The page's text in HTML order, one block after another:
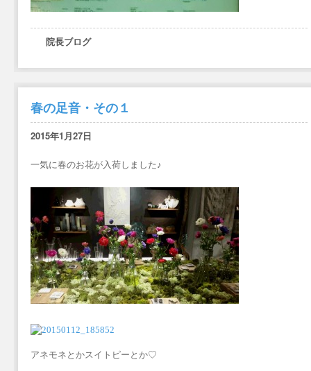
院長ブログ
春の足音・その１
2015年1月27日
一気に春のお花が入荷しました♪
アネモネとかスイトピーとか♡